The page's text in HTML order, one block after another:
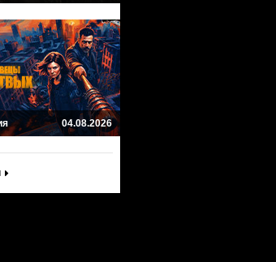
9
Новый Папа
The New Pope
04.08.2026